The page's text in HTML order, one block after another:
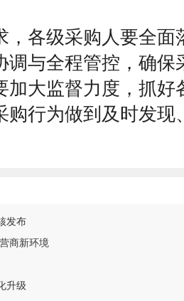
，各级采购人要全
调与全程管控，确保
加大监督力度，抓好
购行为做到及时发现
发布
商新环境
升级